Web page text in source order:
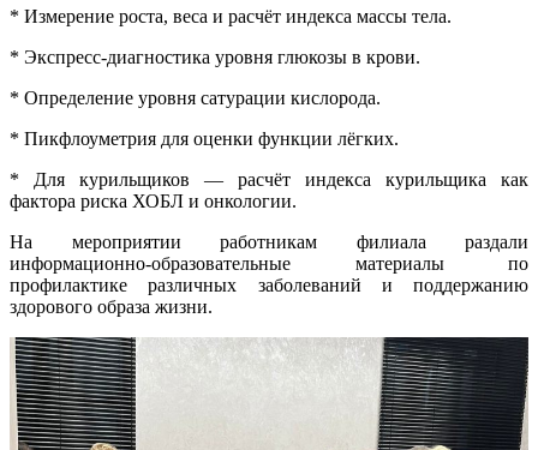
* Измерение роста, веса и расчёт индекса массы тела.
* Экспресс-диагностика уровня глюкозы в крови.
* Определение уровня сатурации кислорода.
* Пикфлоуметрия для оценки функции лёгких.
* Для курильщиков — расчёт индекса курильщика как
фактора риска ХОБЛ и онкологии.
На мероприятии работникам филиала раздали
информационно-образовательные материалы по
профилактике различных заболеваний и поддержанию
здорового образа жизни.